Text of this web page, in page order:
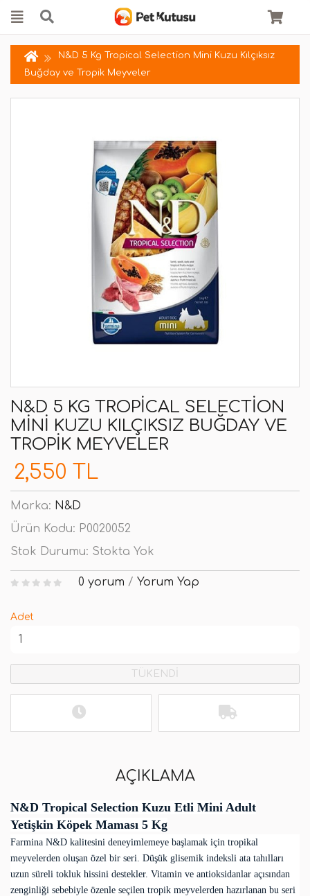
N&D 5 Kg Tropical Selection Mini Kuzu Kılçıksız
Buğday ve Tropik Meyveler
N&D 5 KG TROPICAL SELECTION
MINI KUZU KILÇIKSIZ BUĞDAY VE
TROPIK MEYVELER
2,550 TL
Marka: N&D
Ürün Kodu: P0020052
Stok Durumu: Stokta Yok
0 yorum / Yorum Yap
Adet
TÜKENDİ
AÇIKLAMA
N&D Tropical Selection Kuzu Etli Mini Adult
Yetişkin Köpek Maması 5 Kg
Farmina N&D kalitesini deneyimlemeye başlamak için tropikal
meyvelerden oluşan özel bir seri. Düşük glisemik indeksli ata tahılları
uzun süreli tokluk hissini destekler. Vitamin ve antioksidanlar açısından
zenginliği sebebiyle özenle seçilen tropik meyvelerden hazırlanan bu seri